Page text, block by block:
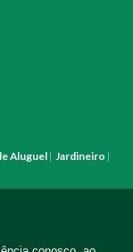
Aluguel| Jardineiro |
Residencial